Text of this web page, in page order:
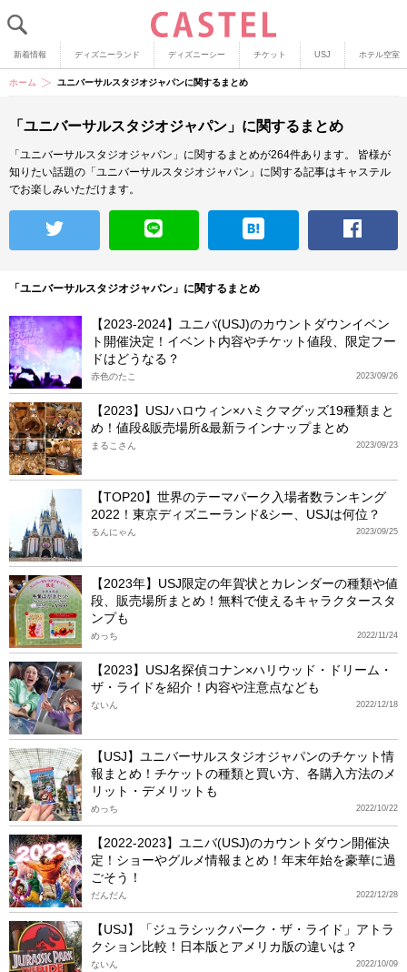
新着情報 ディズニーランド ディズニーシー チケット USJ ホテル空室
ホーム ユニバーサルスタジオジャパンに関するまとめ
「ユニバーサルスタジオジャパン」に関するまとめ
「ユニバーサルスタジオジャパン」に関するまとめが264件あります。
皆様が
知りたい話題の「ユニバーサルスタジオジャパン」に関する記事はキャステル
でお楽しみいただけます。
「ユニバーサルスタジオジャパン」に関するまとめ
【2023-2024】ユニバ(USJ)のカウントダウンイベン
ト開催決定！イベント内容やチケット値段、限定フー
ドはどうなる？
2023/09/26
赤色のたこ
【2023】USJハロウィン×ハミクマグッズ19種類まと
め！値段&販売場所&最新ラインナップまとめ
2023/09/23
まるこさん
【TOP20】世界のテーマパーク入場者数ランキング
2022！東京ディズニーランド&シー、USJは何位？
2023/09/25
るんにゃん
【2023年】USJ限定の年賀状とカレンダーの種類や値
段、販売場所まとめ！無料で使えるキャラクタースタ
ンプも
2022/11/24
めっち
【2023】USJ名探偵コナン×ハリウッド・ドリーム・
ザ・ライドを紹介！内容や注意点なども
2022/12/18
ないん
【USJ】ユニバーサルスタジオジャパンのチケット情
報まとめ！チケットの種類と買い方、各購入方法のメ
リット・デメリットも
2022/10/22
めっち
【2022-2023】ユニバ(USJ)のカウントダウン開催決
定！ショーやグルメ情報まとめ！年末年始を豪華に過
ごそう！
2022/12/28
だんだん
【USJ】「ジュラシックパーク・ザ・ライド」アトラ
クション比較！日本版とアメリカ版の違いは？
2022/10/09
ないん